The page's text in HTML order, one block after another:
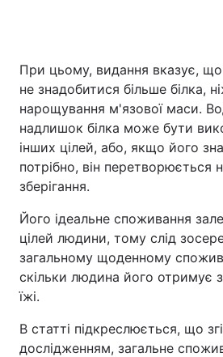
При цьому, видання вказує,
не знадобитися більше білка,
нарощування м'язової маси.
надлишок білка може бути
інших цілей, або, якщо його
потрібно, він перетворюється
зберігання.
Його ідеальне споживання
цілей людини, тому слід
загальному щоденному
скільки людина його отримує
їжі.
В статті підкреслюється, що
дослідженням, загальне